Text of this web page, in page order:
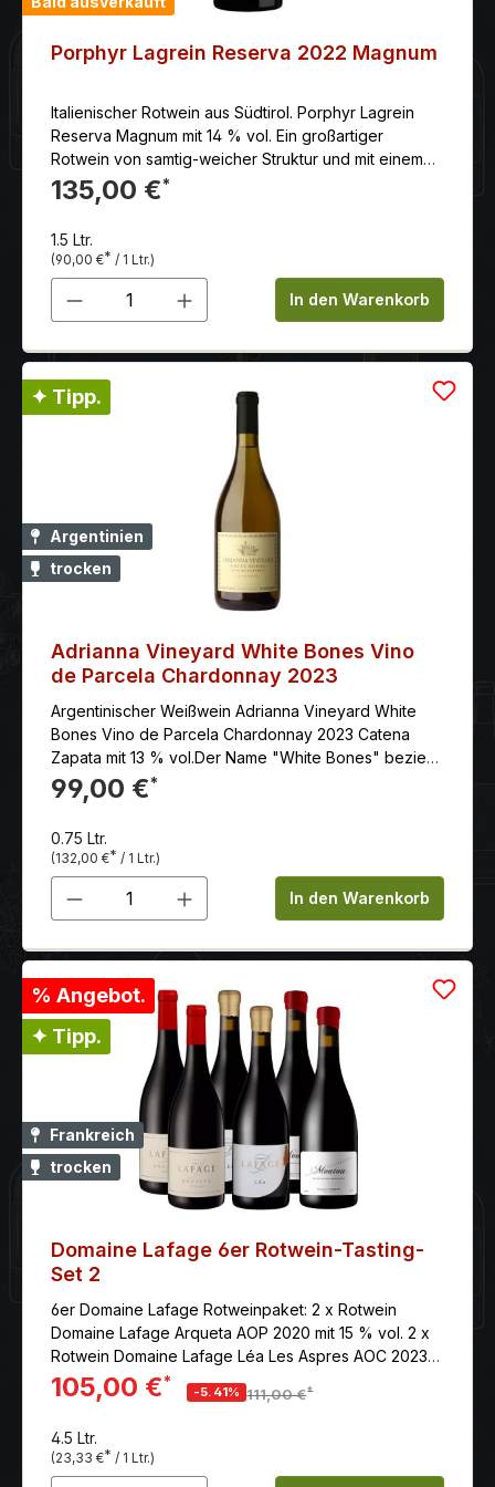
Porphyr Lagrein Reserva 2022 Magnum
Italienischer Rotwein aus Südtirol. Porphyr Lagrein
Reserva Magnum mit 14 % vol. Ein großartiger
Rotwein von samtig-weicher Struktur und mit einem
nachhaltigen Geschmack.
135,00 €*
1.5 Ltr.
(90,00 €* / 1 Ltr.)
Produkt Anzahl: Gib denIn den Warenkorb
✦ Tipp.
Argentinien
trocken
Adrianna Vineyard White Bones Vino
de Parcela Chardonnay 2023
Argentinischer Weißwein Adrianna Vineyard White
Bones Vino de Parcela Chardonnay 2023 Catena
Zapata mit 13 % vol.Der Name "White Bones" bezieht
sich auf die Zusammensetzung des Bodens, auf dem
sich kalkhaltige fossile Überreste von Tieren
Flusses niedergelassen haben.
99,00 €*
0.75 Ltr.
(132,00 €* / 1 Ltr.)
Produkt Anzahl: Gib denIn den Warenkorb
% Angebot.
✦ Tipp.
Frankreich
trocken
Domaine Lafage 6er Rotwein-Tasting-
Set 2
6er Domaine Lafage Rotweinpaket: 2 x Rotwein
Domaine Lafage Arqueta AOP 2020 mit 15 % vol. 2 x
Rotwein Domaine Lafage Léa Les Aspres AOC 2023
mit 14,8 % vol. 2 x Rotwein Domaine Lafage Moutou
Rouge IGP 2024 mit 13,5 % vol. Die Domaine Lafage
Südfrankreichs. Wenn man an das Roussillon (Teil des
Languedoc-Roussillon) denkt – diese wilde,
105,00 €*
-5.41% 111,00 €*
4.5 Ltr.
(23,33 €* / 1 Ltr.)